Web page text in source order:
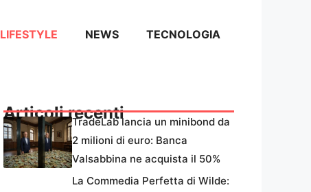
LIFESTYLE NEWS TECNOLOGIA
Articoli recentiTradeLab lancia un minibond da
2 milioni di euro: Banca
Valsabbina ne acquista il 50%
La Commedia Perfetta di Wilde: